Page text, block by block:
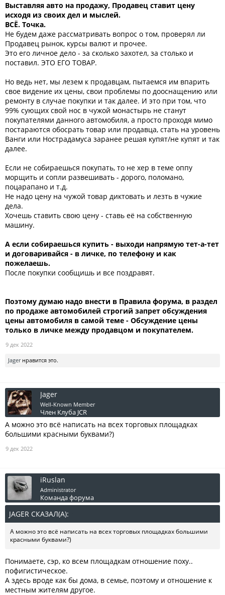
Выставляя авто на продажу, Продавец ставит цену
исходя из своих дел и мыслей.
ВСЁ. Точка.
Не будем даже рассматривать вопрос о том, проверял ли
Продавец рынок, курсы валют и прочее.
Это его личное дело - за сколько захотел, за столько и
поставил. ЭТО ЕГО ТОВАР.
Но ведь нет, мы лезем к продавцам, пытаемся им впарить
свое видение их цены, свои проблемы по дооснащению или
ремонту в случае покупки и так далее. И это при том, что
99% сующих свой нос в чужой монастырь не станут
покупателями данного автомобиля, а просто проходя мимо
постараются обосрать товар или продавца, стать на уровень
Ванги или Нострадамуса заранее решая купят/не купят и так
далее.
Если не собираешься покупать, то не хер в теме оппу
морщить и сопли развешивать - дорого, поломано,
поцарапано и т.д.
Не надо цену на чужой товар диктовать и лезть в чужие
дела.
Хочешь ставить свою цену - ставь её на собственную
машину.
А если собираешься купить - выходи напрямую тет-а-тет
и договаривайся - в личке, по телефону и как
пожелаешь.
После покупки сообщишь и все поздравят.
Поэтому думаю надо внести в Правила форума, в раздел
по продаже автомобилей строгий запрет обсуждения
цены автомобиля в самой теме - Обсуждение цены
только в личке между продавцом и покупателем.
9 дек 2022
Jagerнравится это.
Jager
Well-Known Member
Член Клуба JCR
А можно это всё написать на всех торговых площадках
большими красными буквами?)
9 дек 2022
iRuslan
Administrator
Команда форума
JAGER СКАЗАЛ(А):
А можно это всё написать на всех торговых площадках большими
красными буквами?)
Понимаете, сэр, ко всем площадкам отношение поху..
пофигистическое.
А здесь вроде как бы дома, в семье, поэтому и отношение к
местным жителям другое.